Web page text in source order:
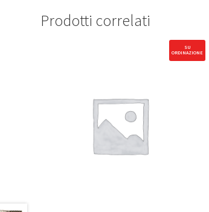
Prodotti correlati
SU
ORDINAZIONE